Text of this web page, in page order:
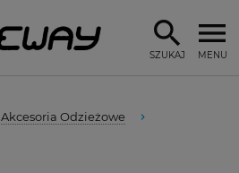
MENU
SZUKAJ
Akcesoria Odzieżowe